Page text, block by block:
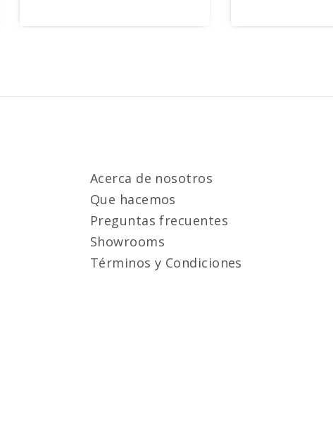
Acerca de nosotros
Que hacemos
Preguntas frecuentes
Showrooms
Términos y Condiciones